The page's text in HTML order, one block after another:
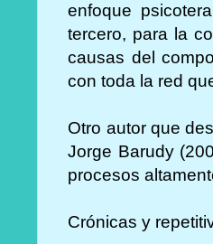
enfoque
tercero, para la
causas del
con toda la red
Otro autor que
Jorge Barudy
procesos
Crónicas y